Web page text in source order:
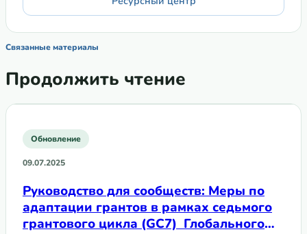
Связанные материалы
Продолжить чтение
Обновление
09.07.2025
Руководство для сообществ: Меры по
адаптации грантов в рамках седьмого
грантового цикла (GC7) Глобального